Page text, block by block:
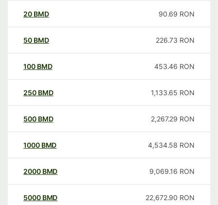
20 BMD 90.69 RON
50 BMD 226.73 RON
100 BMD 453.46 RON
250 BMD 1,133.65 RON
500 BMD 2,267.29 RON
1000 BMD 4,534.58 RON
2000 BMD 9,069.16 RON
5000 BMD 22,672.90 RON